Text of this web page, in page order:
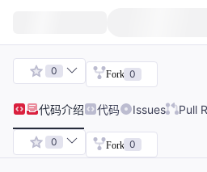
0 Fork 0
代码介绍 代码 Issues Pull
0 Fork 0